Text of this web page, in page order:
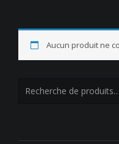
Aucun produit ne